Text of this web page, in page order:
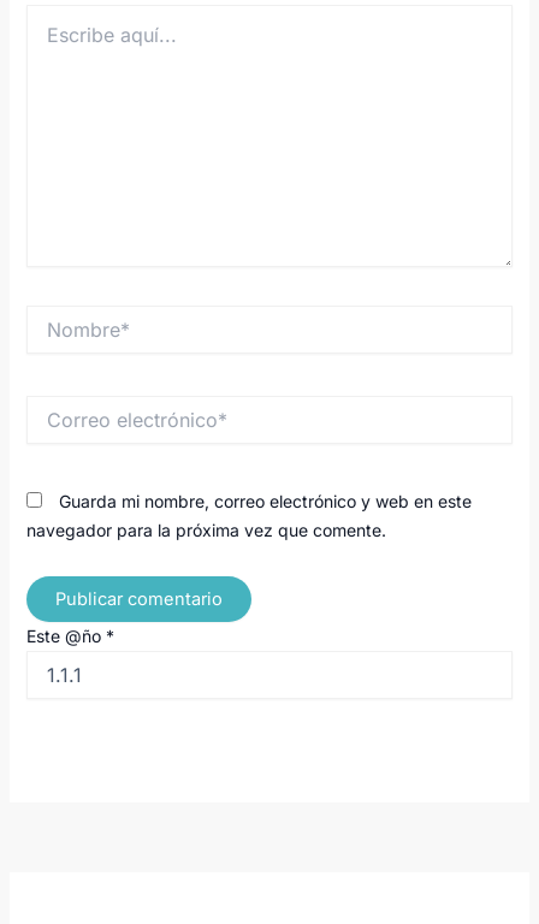
aquí...
electrónico*
Guarda mi nombre, correo electrónico y web en este
navegador para la próxima vez que comente.
Este @ño *